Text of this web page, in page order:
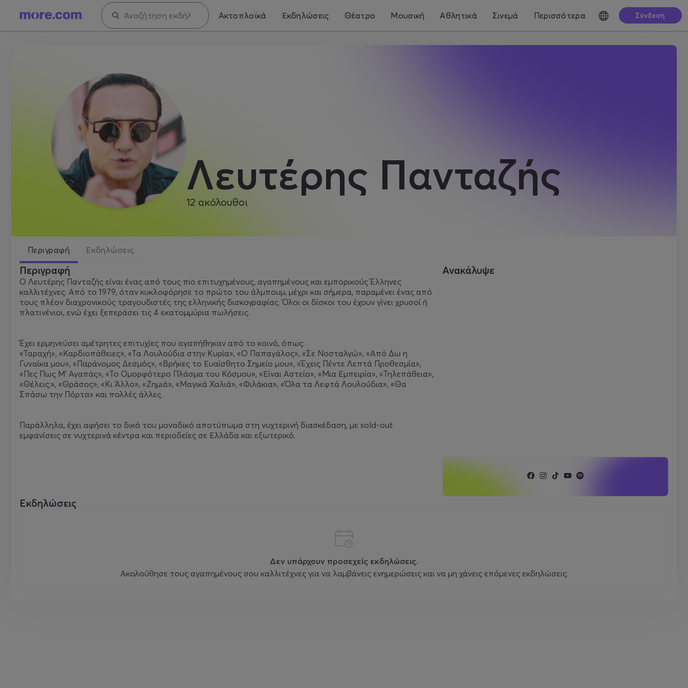
Ακτοπλοϊκά Εκδηλώσεις Θέατρο Μουσική Αθλητικά Σινεμά Περισσότερα Σύνδεση
Λευτέρης Πανταζής
12 ακόλουθοι
Περιγραφή Εκδηλώσεις
Περιγραφή
Ο Λευτέρης Πανταζής είναι ένας από τους πιο επιτυχημένους, αγαπημένους και εμπορικούς Έλληνες
καλλιτέχνες. Από το 1979, όταν κυκλοφόρησε το πρώτο του άλμπουμ, μέχρι και σήμερα, παραμένει ένας από
τους πλέον διαχρονικούς τραγουδιστές της ελληνικής δισκογραφίας. Όλοι οι δίσκοι του έχουν γίνει χρυσοί ή
πλατινένιοι, ενώ έχει ξεπεράσει τις 4 εκατομμύρια πωλήσεις.
Έχει ερμηνεύσει αμέτρητες επιτυχίες που αγαπήθηκαν από το κοινό, όπως:
«Ταραχή», «Καρδιοπάθειες», «Τα Λουλούδια στην Κυρία», «Ο Παπαγάλος», «Σε Νοσταλγώ», «Από Δω η
Γυναίκα μου», «Παράνομος Δεσμός», «Βρήκες το Ευαίσθητο Σημείο μου», «Έχεις Πέντε Λεπτά Προθεσμία»,
«Πες Πως Μ’ Αγαπάς», «Το Ομορφότερο Πλάσμα του Κόσμου», «Είναι Αστείο», «Μια Εμπειρία», «Τηλεπάθεια»,
«Θέλεις;», «Θράσος», «Κι Άλλο», «Ζημιά», «Μαγικά Χαλιά», «Φιλάκια», «Όλα τα Λεφτά Λουλούδια», «Θα
Σπάσω την Πόρτα» και πολλές άλλες.
Παράλληλα, έχει αφήσει το δικό του μοναδικό αποτύπωμα στη νυχτερινή διασκέδαση, με sold-out
εμφανίσεις σε νυχτερινά κέντρα και περιοδείες σε Ελλάδα και εξωτερικό.
Ανακάλυψε
Εκδηλώσεις
Δεν υπάρχουν προσεχείς εκδηλώσεις.
Ακολούθησε τους αγαπημένους σου καλλιτέχνες για να λαμβάνεις ενημερώσεις και να μη χάνεις επόμενες εκδηλώσεις.